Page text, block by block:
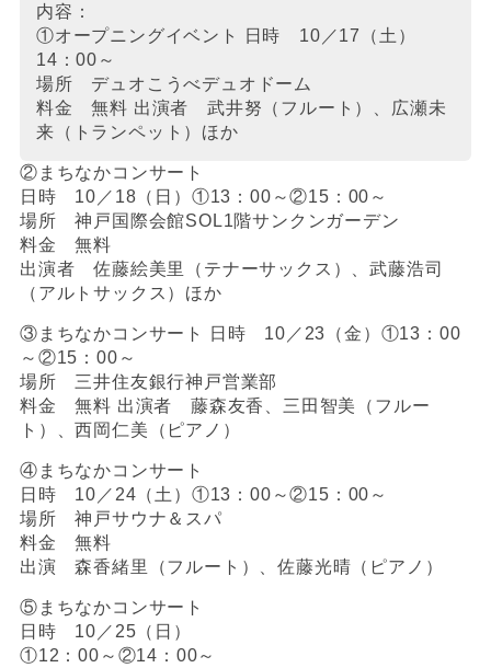
内容：
①オープニングイベント 日時 10／17（土）
14：00～
場所 デュオこうべデュオドーム
料金 無料 出演者 武井努（フルート）、広瀬未
来（トランペット）ほか
②まちなかコンサート
日時 10／18（日）①13：00～②15：00～
場所 神戸国際会館SOL1階サンクンガーデン
料金 無料
出演者 佐藤絵美里（テナーサックス）、武藤浩司
（アルトサックス）ほか
③まちなかコンサート 日時 10／23（金）①13：00
～②15：00～
場所 三井住友銀行神戸営業部
料金 無料 出演者 藤森友香、三田智美（フルー
ト）、西岡仁美（ピアノ）
④まちなかコンサート
日時 10／24（土）①13：00～②15：00～
場所 神戸サウナ＆スパ
料金 無料
出演 森香緒里（フルート）、佐藤光晴（ピアノ）
⑤まちなかコンサート
日時 10／25（日）
①12：00～②14：00～